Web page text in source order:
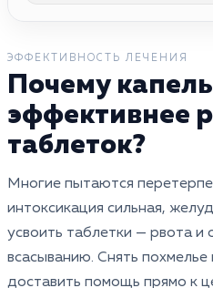
ЭФФЕКТИВНОСТЬ ЛЕЧЕНИЯ
Почему
эффективнее
таблеток?
Многие пытаются
интоксикация сильная,
усвоить таблетки — рвота и
всасыванию. Снять похмелье
доставить помощь прямо к